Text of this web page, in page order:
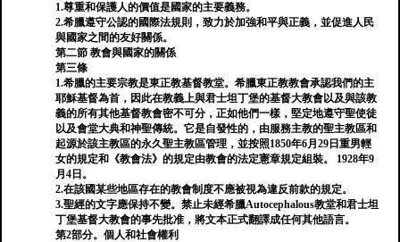
1.尊重和保護人的價值是國家的主要義務。
2.希臘遵守公認的國際法規則，致力於加強和平與正義，並促進人民
與國家之間的友好關係。
第二節 教會與國家的關係
第三條
1.希臘的主要宗教是東正教基督教堂。希臘東正教教會承認我們的主
耶穌基督為首，因此在教義上與君士坦丁堡的基督大教會以及與該教
義的所有其他基督教會密不可分，正如他們一樣，堅定地遵守聖使徒
以及會堂大典和神聖傳統。它是自發性的，由服務主教的聖主教區和
起源於該主教區的永久聖主教區管理，並按照1850年6月29日重男輕
女的規定和《教會法》的規定由教會的法定憲章規定組裝。 1928年9
月4日。
2.在該國某些地區存在的教會制度不應被視為違反前款的規定。
3.聖經的文字應保持不變。禁止未經希臘Autocephalous教堂和君士坦
丁堡基督大教會的事先批准，將文本正式翻譯成任何其他語言。
第2部分。個人和社會權利